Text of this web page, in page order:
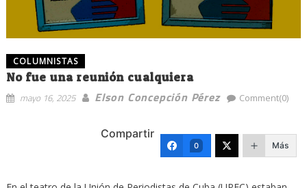
COLUMNISTAS
No fue una reunión cualquiera
mayo 16, 2025 Elson Concepción Pérez Comment(0)
Compartir
0 Más